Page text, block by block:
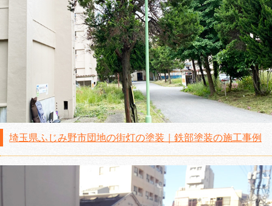
埼玉県ふじみ野市団地の街灯の塗装｜鉄部塗装の施工事例